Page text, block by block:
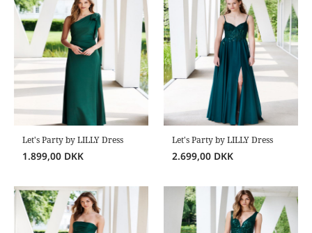
Let's Party by LILLY Dress
1.899,00 DKK
Let's Party by LILLY Dress
2.699,00 DKK